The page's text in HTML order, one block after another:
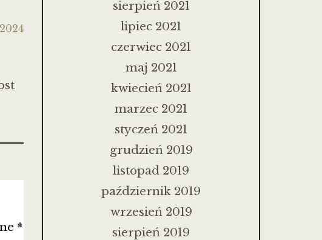
*
sierpień 2021
lipiec 2021
czerwiec 2021
maj 2021
kwiecień 2021
marzec 2021
styczeń 2021
grudzień 2019
listopad 2019
październik 2019
wrzesień 2019
sierpień 2019